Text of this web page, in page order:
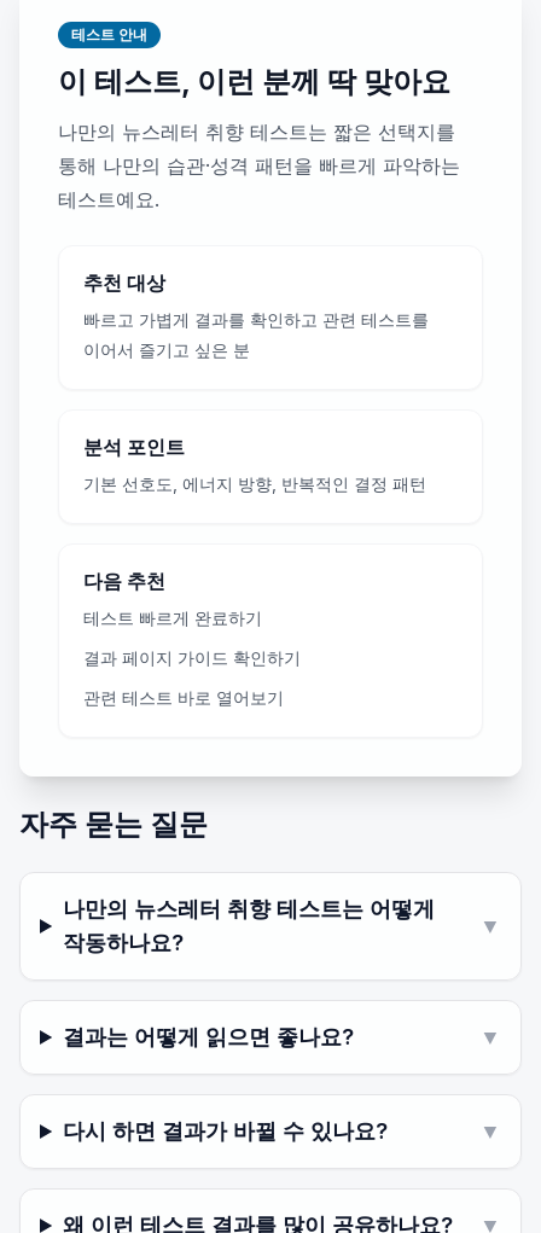
테스트 안내
이 테스트, 이런 분께 딱 맞아요
나만의 뉴스레터 취향 테스트는 짧은 선택지를
통해 나만의 습관·성격 패턴을 빠르게 파악하는
테스트예요.
추천 대상
빠르고 가볍게 결과를 확인하고 관련 테스트를
이어서 즐기고 싶은 분
분석 포인트
기본 선호도, 에너지 방향, 반복적인 결정 패턴
다음 추천
테스트 빠르게 완료하기
결과 페이지 가이드 확인하기
관련 테스트 바로 열어보기
자주 묻는 질문
나만의 뉴스레터 취향 테스트는 어떻게
작동하나요?
▼
결과는 어떻게 읽으면 좋나요? ▼
다시 하면 결과가 바뀔 수 있나요? ▼
왜 이런 테스트 결과를 많이 공유하나요? ▼